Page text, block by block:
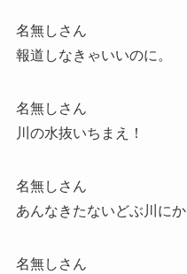
名無しさん
報道しなきゃいいのに。
名無しさん
川の水抜いちまえ！
名無しさん
あんなきたないどぶ川にか
名無しさん